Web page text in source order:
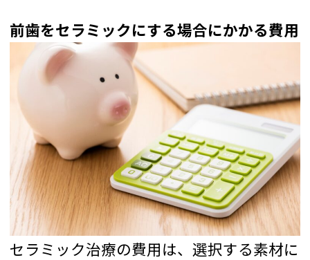
前歯をセラミックにする場合にかかる費用
セラミック治療の費用は、選択する素材に